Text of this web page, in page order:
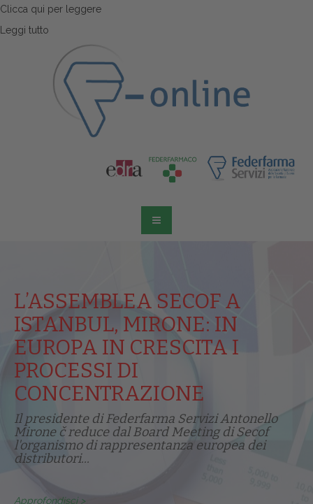
Clicca qui per leggere
Leggi tutto
L’ASSEMBLEA SECOF A
ISTANBUL, MIRONE: IN
EUROPA IN CRESCITA I
PROCESSI DI
CONCENTRAZIONE
Il presidente di Federfarma Servizi Antonello
Mirone č reduce dal Board Meeting di Secof
l'organismo di rappresentanza europea dei
distributori...
Approfondisci >